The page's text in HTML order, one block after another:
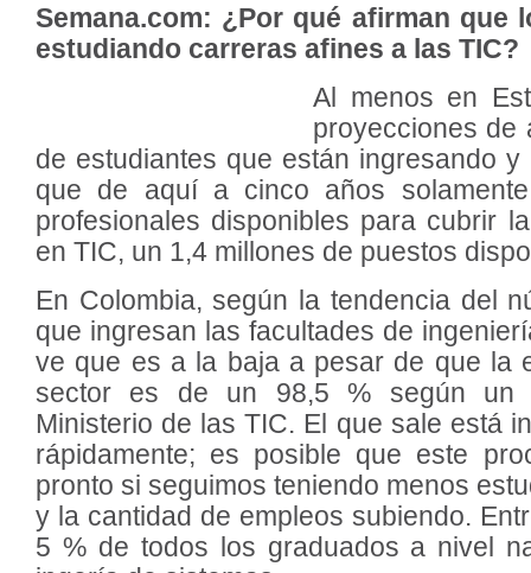
Semana.com: ¿Por qué afirman que
estudiando carreras afines a las TIC?
Al menos en
proyecciones de
de estudiantes que están ingresando
que de aquí a cinco años
profesionales disponibles para cubrir
en TIC, un 1,4 millones de puestos
En Colombia, según la tendencia del
que ingresan las facultades de
ve que es a la baja a pesar de que la
sector es de un 98,5 % según un
Ministerio de las TIC. El que sale está
rápidamente; es posible que este
pronto si seguimos teniendo menos
y la cantidad de empleos subiendo.
5 % de todos los graduados a nivel